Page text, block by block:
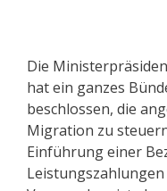
Die
hat ein ganzes
beschlossen, die
Migration zu
Einführung einer